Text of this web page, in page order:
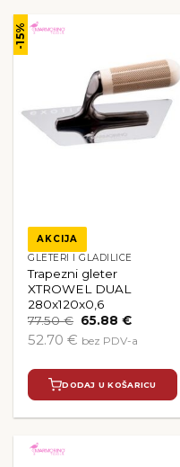
-15%
AKCIJA
GLETERI I GLADILICE
Trapezni gleter
XTROWEL DUAL
280x120x0,6
77.50€ Izvorna
bila
77.50 €.
65.88€Trenutna
je:
52.70 € bez PDV-a
DODAJ U KOŠARICU